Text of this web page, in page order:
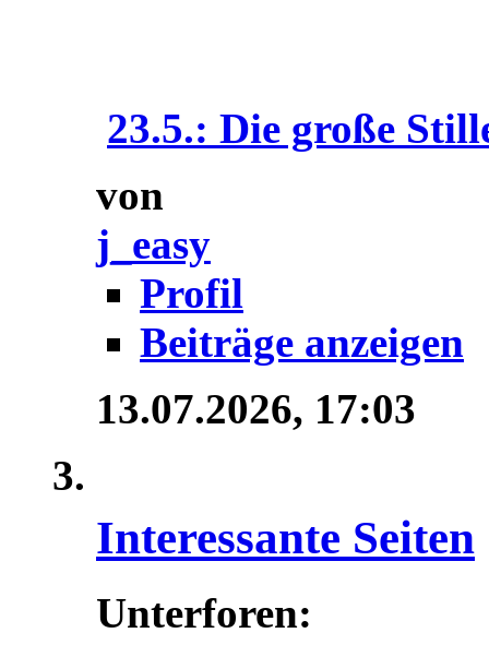
23.5.: Die große
von
j_easy
Profil
Beiträge anzeigen
13.07.2026, 17:03
Interessante Seiten
Unterforen: